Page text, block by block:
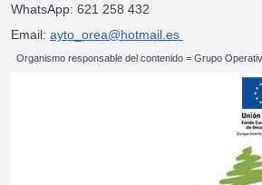
WhatsApp: 621 258 432
Email: ayto_orea@hotmail.es
Organismo responsable del contenido = Grupo